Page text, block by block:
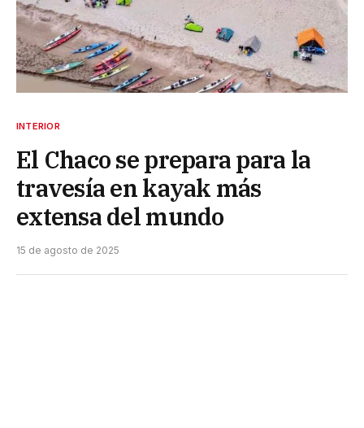
INTERIOR
El Chaco se prepara para la
travesía en kayak más
extensa del mundo
15 de agosto de 2025